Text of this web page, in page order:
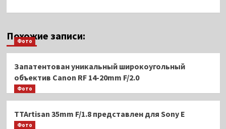
Похожие записи:
Фото
Запатентован уникальный широкоугольный
объектив Canon RF 14-20mm F/2.0
Фото
TTAr­ti­san 35mm F/1.8 представлен для Sony E
Фото